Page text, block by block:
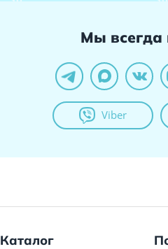
Мы всегда
Viber
Каталог